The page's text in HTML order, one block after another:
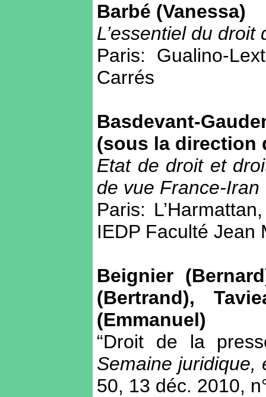
Barbé (Vanessa)
L’essentiel du
Paris: Gualino-
Carrés
Basdevant-
(sous la direction
Etat de droit et
de vue France-Iran
Paris:
IEDP Faculté Jean
Beignier
(Bertrand),
(Emmanuel)
“Droit de la
Semaine
50, 13 déc. 2010,